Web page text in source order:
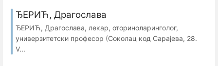
ЂЕРИЋ, Драгослава
ЂЕРИЋ, Драгослава, лекар, оториноларинголог,
универзитетски професор (Соколац код Сарајева, 28.
V...